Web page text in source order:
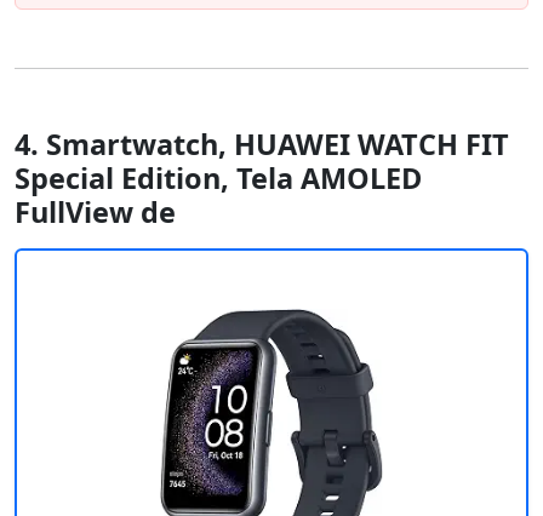
4. Smartwatch, HUAWEI WATCH FIT
Special Edition, Tela AMOLED
FullView de